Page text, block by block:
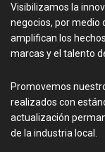
Visibilizamos la
negocios, por medio
amplifican los
marcas y el talento
Promovemos
realizados con
actualización
de la industria local.